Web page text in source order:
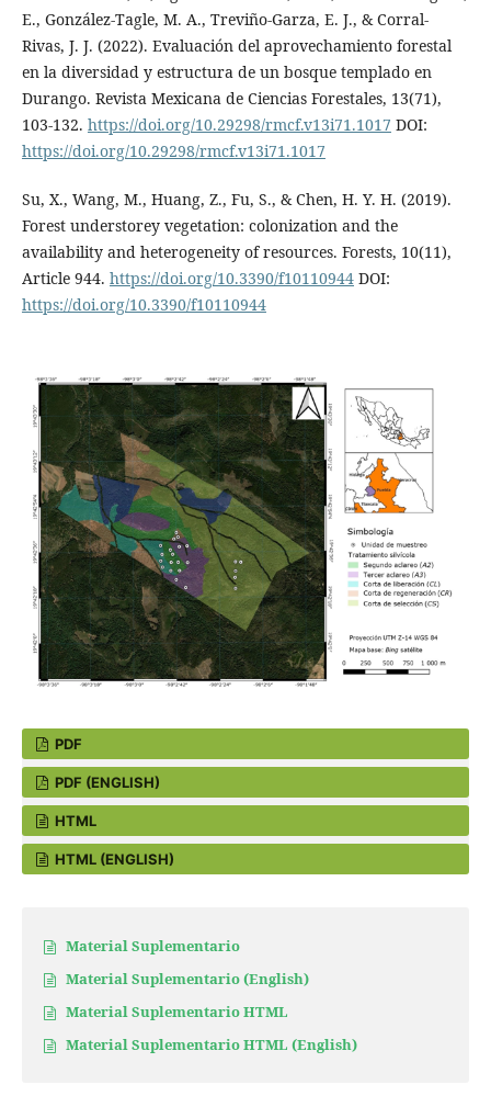
E., González-Tagle, M. A., Treviño-Garza, E. J., & Corral-
Rivas, J. J. (2022). Evaluación del aprovechamiento forestal
en la diversidad y estructura de un bosque templado en
Durango. Revista Mexicana de Ciencias Forestales, 13(71),
103-132. https://doi.org/10.29298/rmcf.v13i71.1017 DOI:
https://doi.org/10.29298/rmcf.v13i71.1017
Su, X., Wang, M., Huang, Z., Fu, S., & Chen, H. Y. H. (2019).
Forest understorey vegetation: colonization and the
availability and heterogeneity of resources. Forests, 10(11),
Article 944. https://doi.org/10.3390/f10110944DOI:
https://doi.org/10.3390/f10110944
PDF
PDF (ENGLISH)
HTML
HTML (ENGLISH)
Material Suplementario
Material Suplementario (English)
Material Suplementario HTML
Material Suplementario HTML (English)